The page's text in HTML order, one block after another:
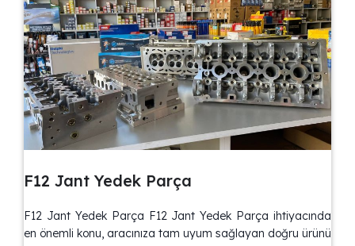
F12 Jant Yedek Parça
F12 Jant Yedek Parça F12 Jant Yedek Parça ihtiyacında
en önemli konu, aracınıza tam uyum sağlayan doğru ürünü